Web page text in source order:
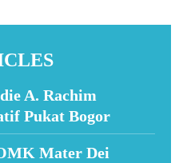
A. Rachim
Pukat Bogor
Mater Dei